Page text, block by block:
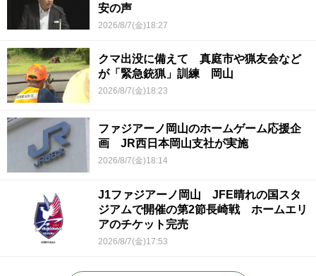
安の声
2026/8/7(金)18:27
クマ出没に備えて 真庭市や猟友会など
が「緊急銃猟」訓練 岡山
2026/8/7(金)18:23
ファジアーノ岡山のホームゲーム応援企
画 JR西日本岡山支社が実施
2026/8/7(金)18:14
J1ファジアーノ岡山 JFE晴れの国スタ
ジアムで開催の第2節長崎戦 ホームエリ
アのチケット完売
2026/8/7(金)17:53